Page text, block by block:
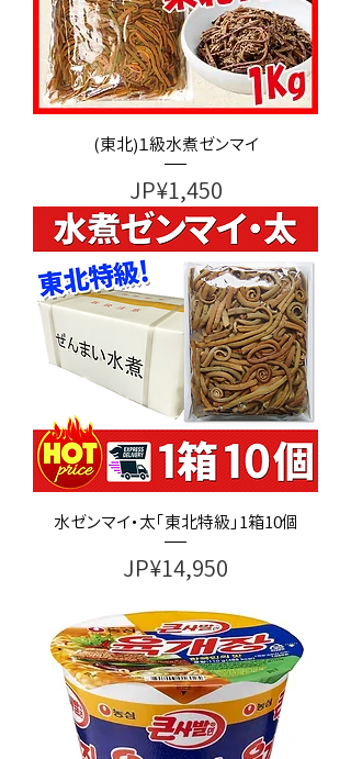
(東北)１級水煮ゼンマイ
가격
JP¥1,450
水ゼンマイ・太「東北特級」1箱10個
가격
JP¥14,950